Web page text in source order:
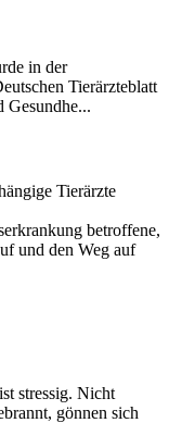
in der
Tierärzteblatt
Gesundhe...
Tierärzte
betroffene,
und den Weg auf
stressig. Nicht
gönnen sich